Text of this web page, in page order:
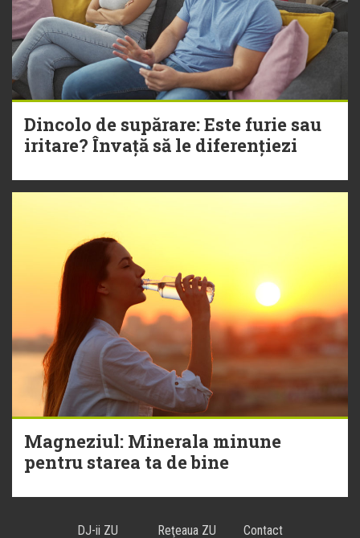
Dincolo de supărare: Este furie sau
iritare? Învață să le diferențiezi
Magneziul: Minerala minune
pentru starea ta de bine
DJ-ii ZU Reţeaua ZU Contact